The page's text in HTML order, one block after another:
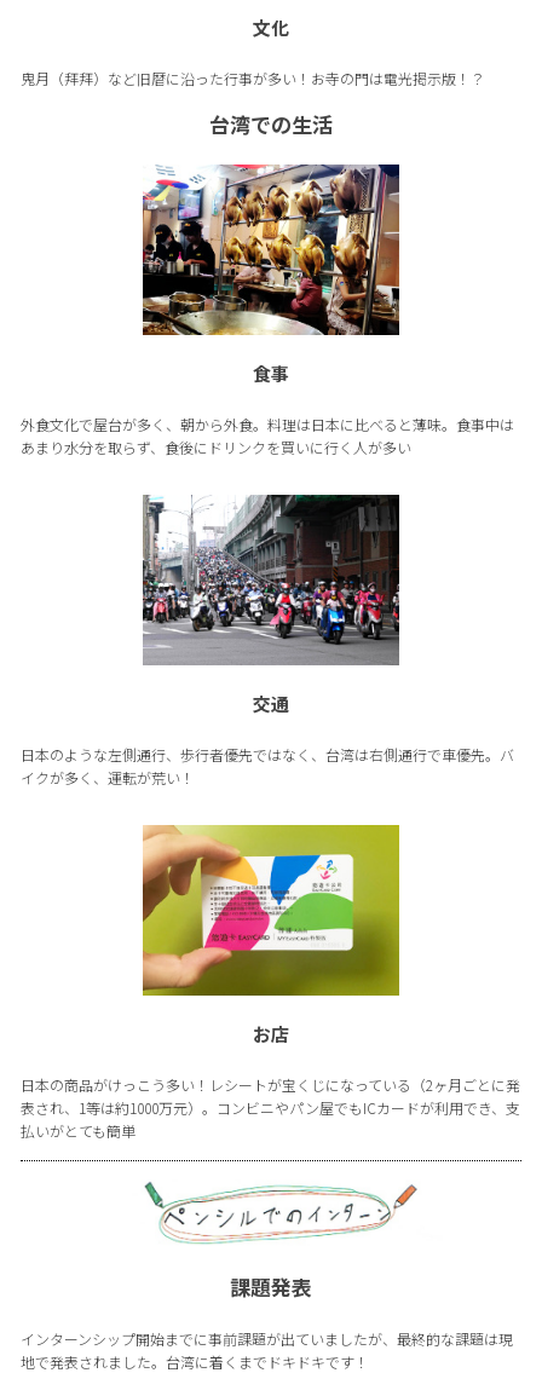
文化
鬼月（拜拜）など旧暦に沿った行事が多い！お寺の門は電光掲示版！？
台湾での生活
食事
外食文化で屋台が多く、朝から外食。料理は日本に比べると薄味。食事中は
あまり水分を取らず、食後にドリンクを買いに行く人が多い
交通
日本のような左側通行、歩行者優先ではなく、台湾は右側通行で車優先。バ
イクが多く、運転が荒い！
お店
日本の商品がけっこう多い！レシートが宝くじになっている（2ヶ月ごとに発
表され、1等は約1000万元）。コンビニやパン屋でもICカードが利用でき、支
払いがとても簡単
課題発表
インターンシップ開始までに事前課題が出ていましたが、最終的な課題は現
地で発表されました。台湾に着くまでドキドキです！